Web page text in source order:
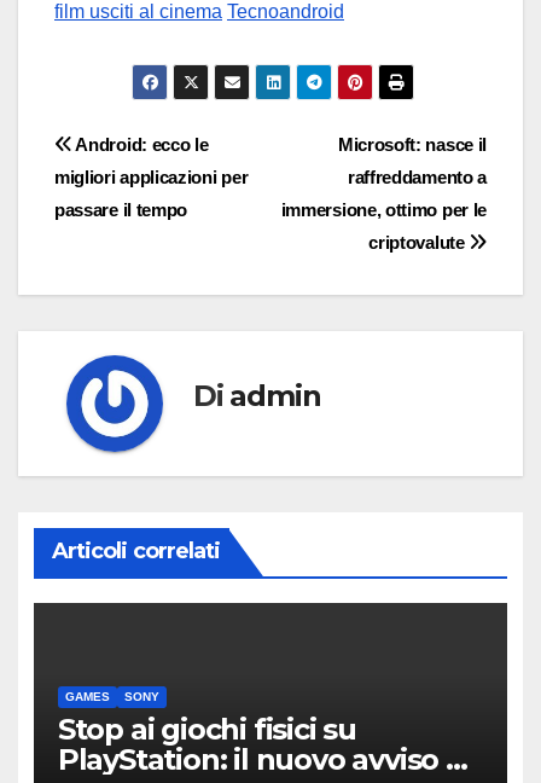
film usciti al cinema Tecnoandroid
Navigazione
articoli
Microsoft: nasce il
raffreddamento a
immersione, ottimo per le
criptovalute
Android: ecco le
migliori applicazioni per
passare il tempo
Di admin
Articoli correlati
GAMES SONY
Stop ai giochi fisici su
PlayStation: il nuovo avviso di